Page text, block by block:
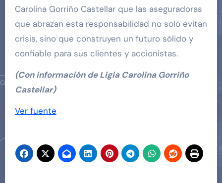
Carolina Gorriño Castellar que las aseguradoras
que abrazan esta responsabilidad no solo evitan
crisis, sino que construyen un futuro sólido y
confiable para sus clientes y accionistas.
(Con información de Ligia Carolina Gorriño
Castellar)
Navegación
entradas
Ver fuente